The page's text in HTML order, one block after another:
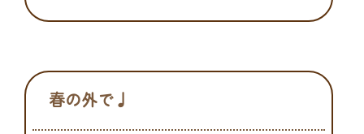
春の外で♩